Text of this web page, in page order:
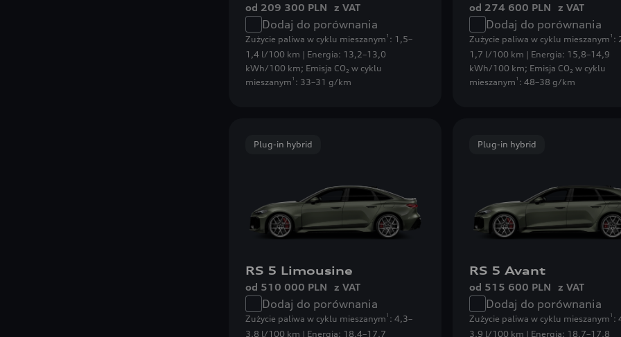
od 209 300 PLN z VAT
Dodaj do porównania
Zużycie paliwa w cyklu mieszanym 1 : 1,5–
1,4 l/100 km | Energia: 13,2–13,0
kWh/100 km; Emisja CO₂ w cyklu
mieszanym 1 : 33–31 g/km
od 274 600 PLN z VAT
Dodaj do porównania
Zużycie paliwa w cyklu mieszanym 1 :
1,7 l/100 km | Energia: 15,8–14,9
kWh/100 km; Emisja CO₂ w cyklu
mieszanym 1 : 48–38 g/km
Plug-in hybrid
RS 5 Limousine
od 510 000 PLN z VAT
Dodaj do porównania
Zużycie paliwa w cyklu mieszanym 1 : 4,3–
3,8 l/100 km | Energia: 18,4–17,7
Plug-in hybrid
RS 5 Avant
od 515 600 PLN z VAT
Dodaj do porównania
Zużycie paliwa w cyklu mieszanym 1 :
3,9 l/100 km | Energia: 18,7–17,8